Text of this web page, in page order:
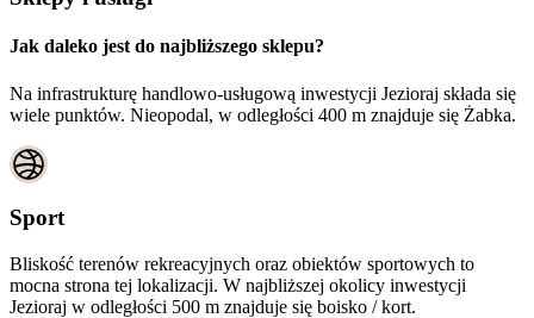
Jak daleko jest do najbliższego sklepu?
Na infrastrukturę handlowo-usługową inwestycji Jezioraj składa się
wiele punktów. Nieopodal, w odległości 400 m znajduje się Żabka.
Sport
Bliskość terenów rekreacyjnych oraz obiektów sportowych to
mocna strona tej lokalizacji. W najbliższej okolicy inwestycji
Jezioraj w odległości 500 m znajduje się boisko / kort.